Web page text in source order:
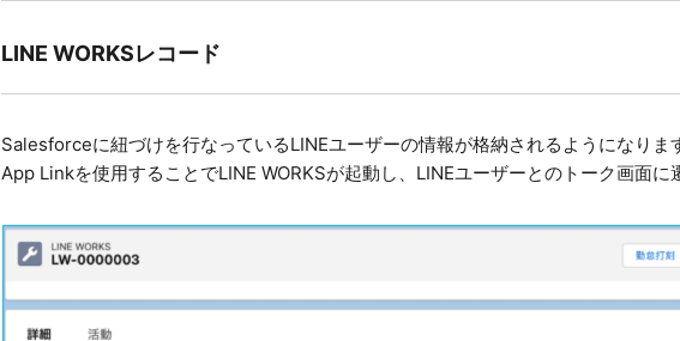
LINE WORKSレコード
Salesforceに紐づけを行なっているLINEユーザーの情報が格納されるようになりま
App Linkを使用することでLINE WORKSが起動し、LINEユーザーとのトーク画面に